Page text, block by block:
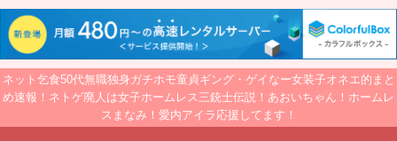
ネット乞食50代無職独身ガチホモ童貞ギング・ゲイなー女装子オネエ的まと
め速報！ネトゲ廃人は女子ホームレス三銃士伝説！あおいちゃん！ホームレ
スまなみ！愛内アイラ応援してます！